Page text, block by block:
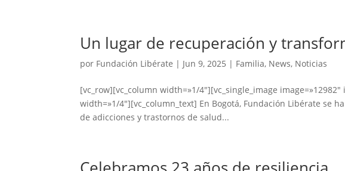
Un lugar de recuperación y
por Fundación Libérate | Jun 9, 2025 | Familia, News, Noticias
[vc_row][vc_column width=»1/4″][vc_single_image
width=»1/4″][vc_column_text] En Bogotá, Fundación Libérate se
de adicciones y trastornos de salud...